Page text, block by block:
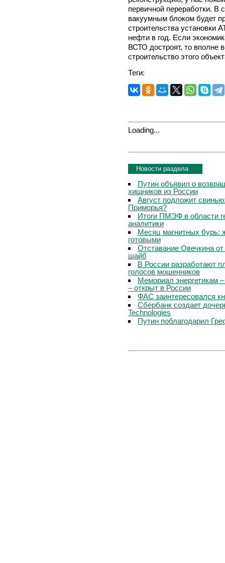
первичной переработки. В
вакуумным блоком будет
строительства установки
нефти в год. Если
ВСТО достроят, то вполне
строительство этого
Теги:
Loading...
Новости раздела
Путин объявил о
хищников из России
Август подложит
Приморья?
Итоги ПМЭФ в области
аналитики
Месяц магнитных бурь:
готовыми
Отставание Овечкина
шайб
В России разработают
голосов мошенников
Мемориал энергетикам
– открыт в России
ФАС заинтересовался
Сбербанк создает
Technologies
Путин поблагодарил